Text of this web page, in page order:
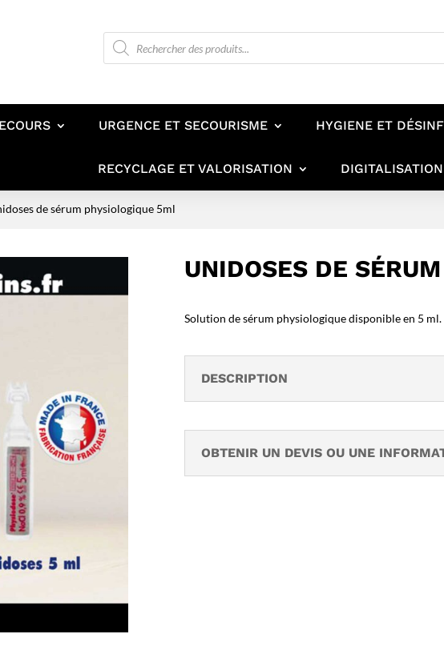
Recherche
de
produits
URGENCE ET SECOURISME HYGIENE ET
RECYCLAGE ET VALORISATION DIGITALISATION
de sérum physiologique 5ml
UNIDOSES DE
Solution de sérum physiologique disponible en 5 ml.
DESCRIPTION
OBTENIR UN DEVIS OU UNE